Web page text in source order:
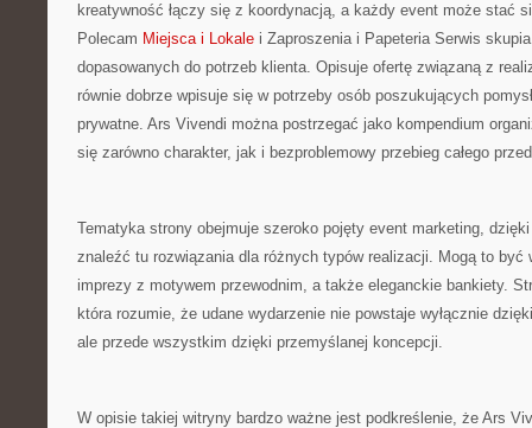
kreatywność łączy się z koordynacją, a każdy event może stać
Polecam Miejsca i Lokale i Zaproszenia i Papeteria Serwis
dopasowanych do potrzeb klienta. Opisuje ofertę związaną z
równie dobrze wpisuje się w potrzeby osób poszukujących
prywatne. Ars Vivendi można postrzegać jako kompendium
się zarówno charakter, jak i bezproblemowy przebieg całego
Tematyka strony obejmuje szeroko pojęty event marketing,
znaleźć tu rozwiązania dla różnych typów realizacji. Mogą to być
imprezy z motywem przewodnim, a także eleganckie bankiety.
która rozumie, że udane wydarzenie nie powstaje wyłącznie
ale przede wszystkim dzięki przemyślanej koncepcji.
W opisie takiej witryny bardzo ważne jest podkreślenie, że Ars